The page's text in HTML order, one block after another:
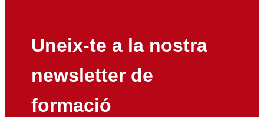
Uneix-te a la nostra
newsletter de
formació